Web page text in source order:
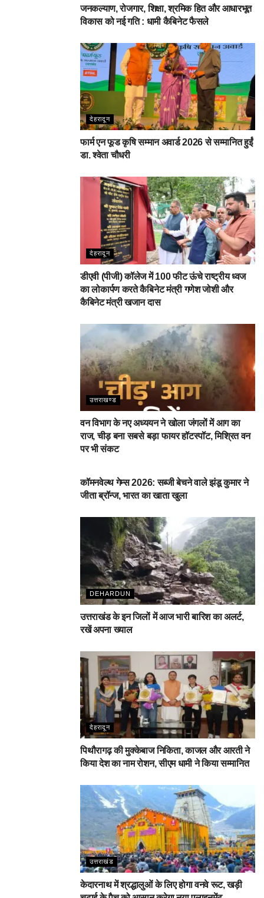
जनकल्याण, रोजगार, शिक्षा, श्रमिक हित और आधारभूत
विकास को नई गति : धामी कैबिनेट फैसले
देहरादून
फार्म एन फूड कृषि सम्मान अवार्ड 2026 से सम्मानित हुईं
डा. श्वेता चौधरी
देहरादून
डीएवी (पीजी) कॉलेज में 100 फीट ऊंचे राष्ट्रीय ध्वज
का लोकार्पण करते कैबिनेट मंत्री गणेश जोशी और
कैबिनेट मंत्री खजान दास
उत्तराखण्ड
वन विभाग के नए अध्ययन ने खोला जंगलों में आग का
राज, चीड़ बना सबसे बड़ा फायर हॉटस्पॉट, मिश्रित वन
पर भी संकट
कॉमनवेल्थ गेम्स 2026: सब्जी बेचने वाले झंडू कुमार ने
जीता ब्रॉन्ज, भारत का खाता खुला
DEHARDUN
उत्तराखंड के इन जिलों में आज भारी बारिश का अलर्ट,
रखें अपना ख्याल
देहरादून
पिथौरागढ़ की मुक्केबाज निकिता, काजल और आरती ने
किया देश का नाम रोशन, सीएम धामी ने किया सम्मानित
उत्तराखंड
केदारनाथ में श्रद्धालुओं के लिए होगा वनवे रूट, खड़ी